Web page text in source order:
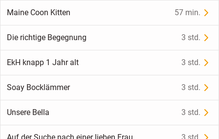
Maine Coon Kitten 57 min.
Die richtige Begegnung 3 std.
EkH knapp 1 Jahr alt 3 std.
Soay Bocklämmer 3 std.
Unsere Bella 3 std.